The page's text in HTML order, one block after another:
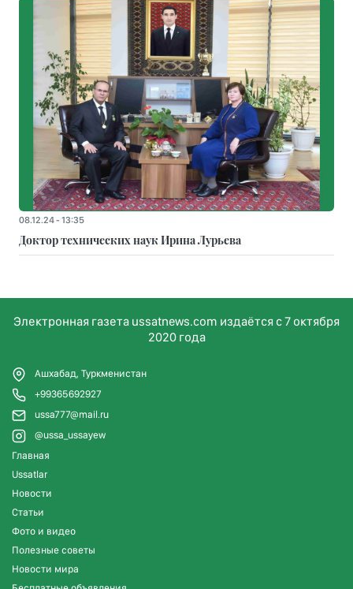
08.12.24 - 13:35
Доктор технических наук Ирина Лурьева
Электронная газета ussatnews.com издаётся с 7 октября
2020 года
Ашхабад, Туркменистан
+99365692927
ussa777@mail.ru
@ussa_ussayew
Главная
Ussatlar
Новости
Статьи
Фото и видео
Полезные советы
Новости мира